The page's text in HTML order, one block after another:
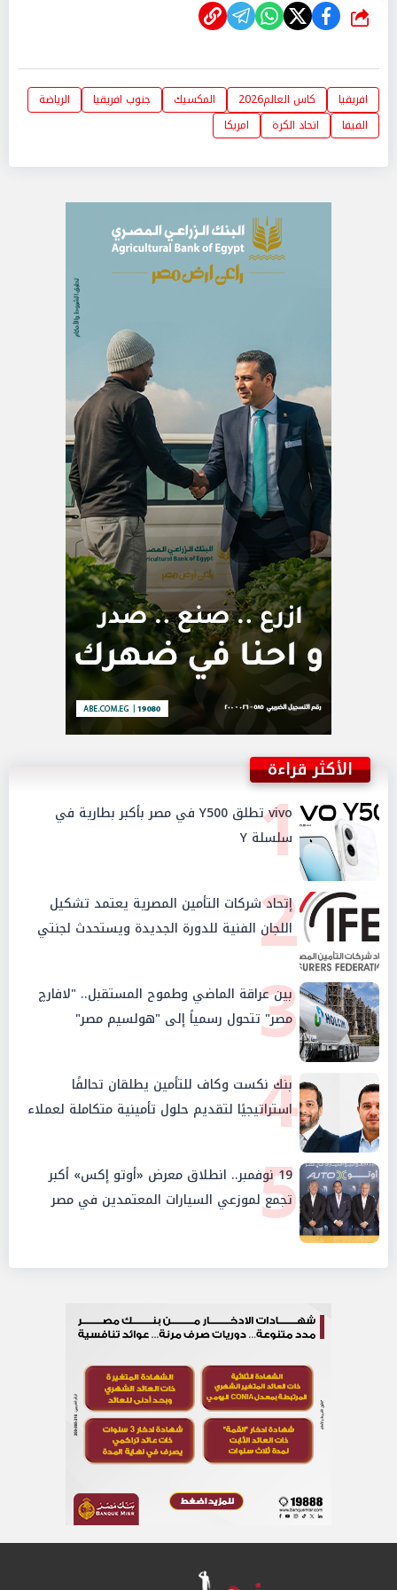
شارك
افريقيا كاس العالم2026 المكسيك جنوب افريقيا
الرياضة
الفيفا
اتحاد الكرة امريكا
الأكثر قراءة
1
vivo تطلق Y500 في مصر بأكبر بطارية في
سلسلة Y
2
إتحاد شركات التأمين المصرية يعتمد تشكيل
اللجان الفنية للدورة الجديدة ويستحدث لجنتي
الأمن السيبراني والإستثمار والإدخار
3
بين عراقة الماضي وطموح المستقبل.. "لافارچ
مصر" تتحول رسمياً إلى "هولسيم مصر"
4
بنك نكست وكاف للتأمين يطلقان تحالفًا
استراتيجيًا لتقديم حلول تأمينية متكاملة لعملاء
البنك
519 نوفمبر.. انطلاق معرض «أوتو إكس» أكبر
تجمع لموزعي السيارات المعتمدين في مصر